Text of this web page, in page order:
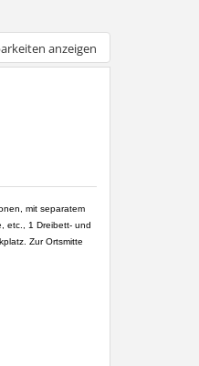
anzeigen
mit separatem
etc., 1 Dreibett- und
Zur Ortsmitte